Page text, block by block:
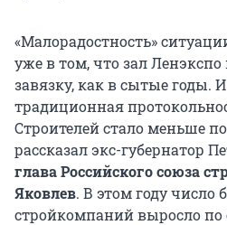
«Малорадостность»
уже в том, что зал
завязку, как в сытые годы.
традиционная
Строителей стало меньше
рассказал экс-губернатор
глава Российского союза
Яковлев. В этом году число
стройкомпаний выросло по